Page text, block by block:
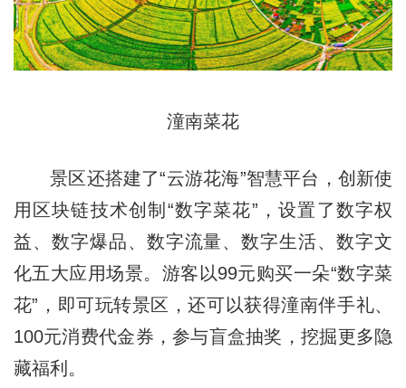
潼南菜花
景区还搭建了“云游花海”智慧平台，创新使
用区块链技术创制“数字菜花”，设置了数字权
益、数字爆品、数字流量、数字生活、数字文
化五大应用场景。游客以99元购买一朵“数字菜
花”，即可玩转景区，还可以获得潼南伴手礼、
100元消费代金券，参与盲盒抽奖，挖掘更多隐
藏福利。